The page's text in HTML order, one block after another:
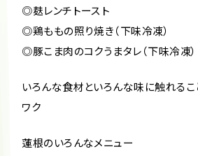
◎麸レンチトースト
◎鶏ももの照り焼き（下味冷凍）
◎豚こま肉のコクうまタレ（下味冷凍）
いろんな食材といろんな味に触れる
ワク
蓮根のいろんなメニュー